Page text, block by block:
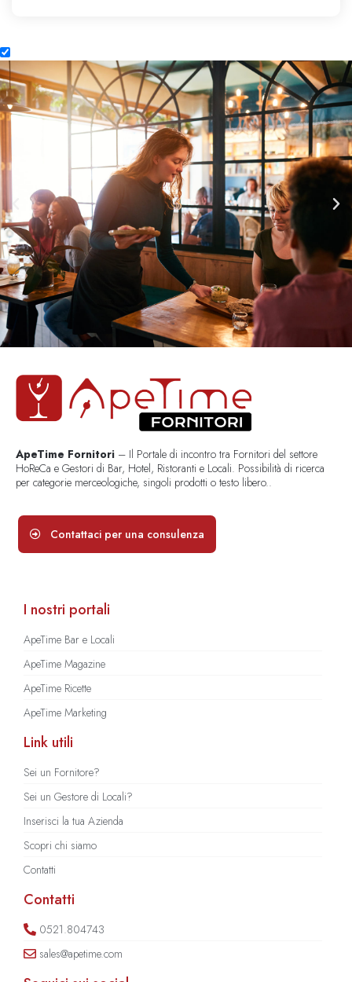
ApeTime Fornitori – Il Portale di incontro tra Fornitori del settore
HoReCa e Gestori di Bar, Hotel, Ristoranti e Locali. Possibilità di ricerca
per categorie merceologiche, singoli prodotti o testo libero..
Contattaci per una consulenza
I nostri portali
ApeTime Bar e Locali
ApeTime Magazine
ApeTime Ricette
ApeTime Marketing
Link utili
Sei un Fornitore?
Sei un Gestore di Locali?
Inserisci la tua Azienda
Scopri chi siamo
Contatti
Contatti
0521.804743
sales@apetime.com